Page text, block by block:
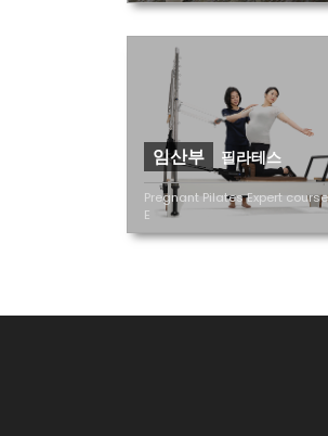
임산부 필라테스
Pregnant Pilates Expert course
E